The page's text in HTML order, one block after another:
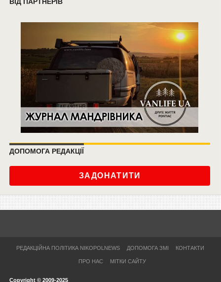
ДОПОМОГА РЕДАКЦІЇ
ЗАДОНАТИТИ
РЕДАКЦІЙНА ПОЛІТИКА NIKOPOLNEWS ДОПОМОГА ЗМІ КОНТАКТИ
ПРО НАС МІТКИ САЙТУ
Copyright © 2009-2025